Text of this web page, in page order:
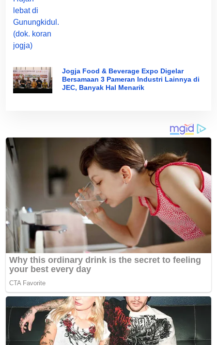
Jogja Food & Beverage Expo Digelar
Bersamaan 3 Pameran Industri Lainnya di
JEC, Banyak Hal Menarik